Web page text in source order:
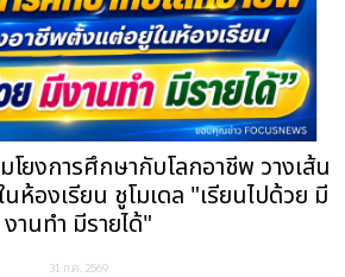
โยงการศึกษากับโลกอาชีพ วางเส้น
ห้องเรียน ชูโมเดล "เรียนไปด้วย มี
งานทำ มีรายได้"
31 ก.ค. 2569